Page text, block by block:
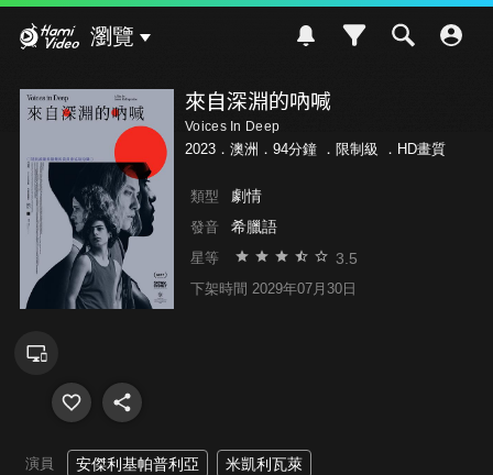
瀏覽
來自深淵的吶喊
Voices In Deep
2023．澳洲．94分鐘 ． 限制級 ．HD畫質
類型 劇情
發音 希臘語
星等 3.5
下架時間 2029年07月30日
演員 安傑利基帕普利亞
米凱利瓦萊